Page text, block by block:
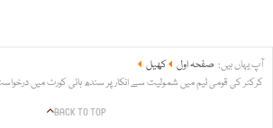
آپ یہاں ہیں: صفحہ اول
کھیل
کرکٹر کی قومی ٹیم میں شمولیت سے انکار پر سندھ ہائی کورٹ میں
BACK TO TOP